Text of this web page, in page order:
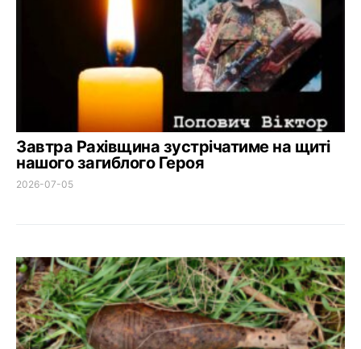
Завтра Рахівщина зустрічатиме на щиті
нашого загиблого Героя
2026-07-05